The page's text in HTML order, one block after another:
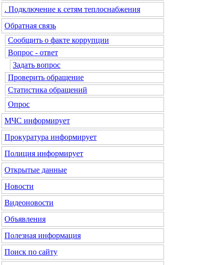
. Подключение к сетям теплоснабжения
Обратная связь
Сообщить о факте коррупции
Вопрос - ответ
Задать вопрос
Проверить обращение
Статистика обращений
Опрос
МЧС информирует
Прокуратура информирует
Полиция информирует
Открытые данные
Новости
Видеоновости
Объявления
Полезная информация
Поиск по сайту